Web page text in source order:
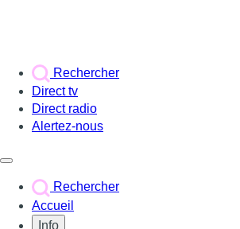
Rechercher
Direct tv
Direct radio
Alertez-nous
Rechercher
Accueil
Info